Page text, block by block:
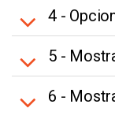
4 -
5 -
6 -